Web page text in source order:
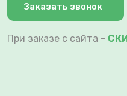
Заказать звонок
При заказе с сайта -